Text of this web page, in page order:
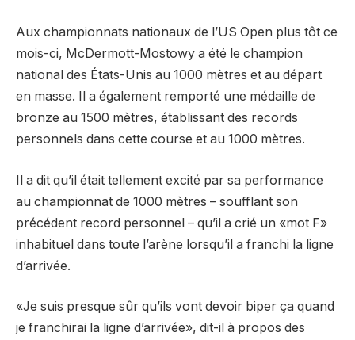
Aux championnats nationaux de l’US Open plus tôt ce
mois-ci, McDermott-Mostowy a été le champion
national des États-Unis au 1000 mètres et au départ
en masse. Il a également remporté une médaille de
bronze au 1500 mètres, établissant des records
personnels dans cette course et au 1000 mètres.
Il a dit qu’il était tellement excité par sa performance
au championnat de 1000 mètres – soufflant son
précédent record personnel – qu’il a crié un «mot F»
inhabituel dans toute l’arène lorsqu’il a franchi la ligne
d’arrivée.
«Je suis presque sûr qu’ils vont devoir biper ça quand
je franchirai la ligne d’arrivée», dit-il à propos des